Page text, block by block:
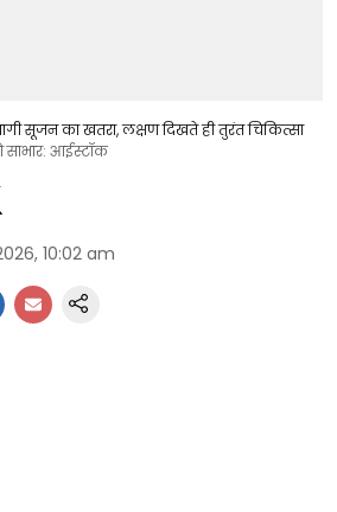
सूजन का खतरा, लक्षण दिखते ही तुरंत चिकित्सा
साभार: आईस्टॉक
10:02 am